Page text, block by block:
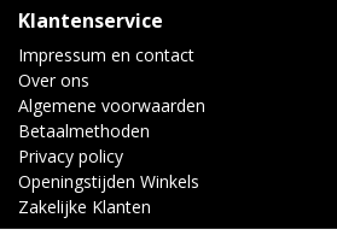
Klantenservice
Impressum en contact
Over ons
Algemene voorwaarden
Betaalmethoden
Privacy policy
Openingstijden Winkels
Zakelijke Klanten